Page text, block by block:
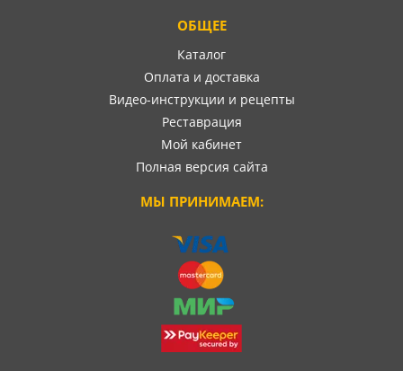
ОБЩЕЕ
Каталог
Оплата и доставка
Видео-инструкции и рецепты
Реставрация
Мой кабинет
Полная версия сайта
МЫ ПРИНИМАЕМ: